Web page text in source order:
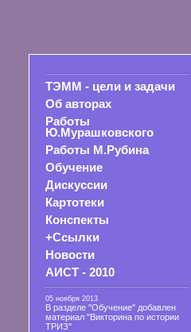
ТЭММ - цели и задачи
Об авторах
Работы
Ю.Мурашковского
Работы М.Рубина
Обучение
Дискуссии
Картотеки
Конспекты
+Ссылки
Новости
АИСТ - 2010
05 ноября 2013
В разделе "Обучение" добавлен
материал "Викторина по истории
ТРИЗ"